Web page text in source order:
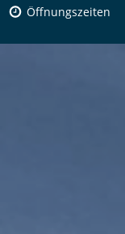
Öffnungszeiten